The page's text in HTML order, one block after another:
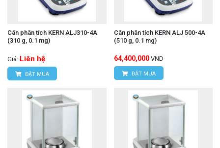
Cân phân tích KERN ALJ310-4A
(310 g, 0.1 mg)
Giá: Liên hệ
ĐẶT MUA
Cân phân tích KERN ALJ 500-4A
(510 g, 0.1 mg)
64,400,000 VND
ĐẶT MUA